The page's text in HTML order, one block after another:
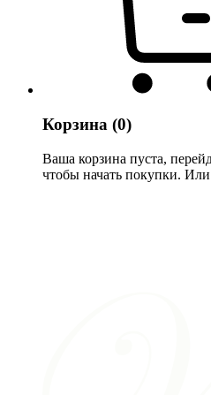
Корзина (0)
Ваша корзина пуста,
чтобы начать покупки.